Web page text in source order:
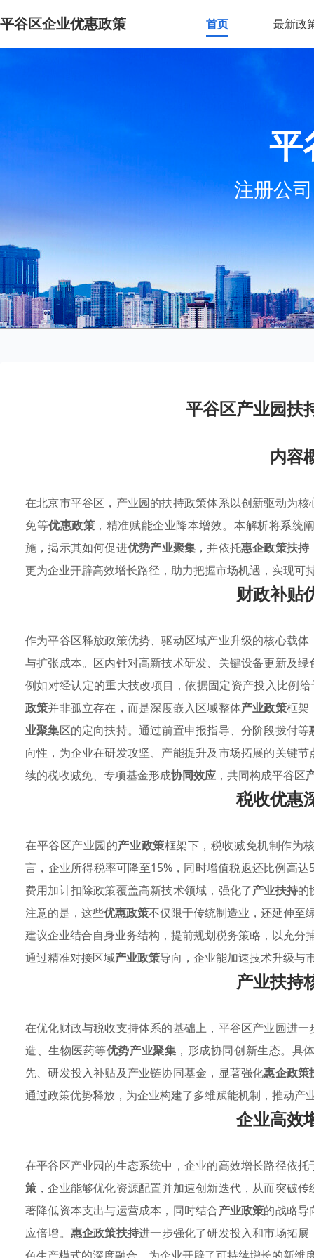
平谷区企业优惠政策 首页 最新政
平
注册公
平谷区产业园扶
内容
在北京市平谷区，产业园的扶持政策体系以创新驱动为核
免等优惠政策 ，精准赋能企业降本增效。本解析将系统
施，揭示其如何促进优势产业聚集 ，并依托惠企政策扶持
更为企业开辟高效增长路径，助力把握市场机遇，实现可
财政补贴
作为平谷区释放政策优势、驱动区域产业升级的核心载
与扩张成本。区内针对高新技术研发、关键设备更新及
例如对经认定的重大技改项目，依据固定资产投入比例给
政策并非孤立存在，而是深度嵌入区域整体产业政策框架
业聚集区的定向扶持。通过前置申报指导、分阶段拨付等
向性，为企业在研发攻坚、产能提升及市场拓展的关键节
续的税收减免、专项基金形成协同效应 ，共同构成平谷区
税收优惠
在平谷区产业园的产业政策框架下，税收减免机制作为
言，企业所得税率可降至15%，同时增值税返还比例高
费用加计扣除政策覆盖高新技术领域，强化了产业扶持的
注意的是，这些优惠政策不仅限于传统制造业，还延伸至
建议企业结合自身业务结构，提前规划税务策略，以充分
通过精准对接区域产业政策导向，企业能加速技术升级与
产业扶持
在优化财政与税收支持体系的基础上，平谷区产业园进一
造、生物医药等优势产业聚集 ，形成协同创新生态。具
先、研发投入补贴及产业链协同基金，显著强化惠企政策
通过政策优势释放，为企业构建了多维赋能机制，推动产
企业高效
在平谷区产业园的生态系统中，企业的高效增长路径依
策 ，企业能够优化资源配置并加速创新迭代，从而突破
著降低资本支出与运营成本，同时结合产业政策的战略导
应倍增。 惠企政策扶持进一步强化了研发投入和市场拓